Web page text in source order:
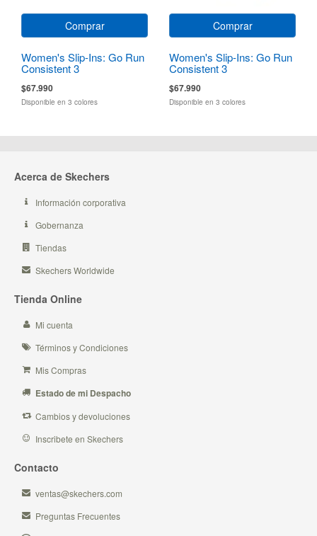
Comprar
Women's Slip-Ins: Go Run
Consistent 3
$67.990
Disponible en 3 colores
Comprar
Women's Slip-Ins: Go Run
Consistent 3
$67.990
Disponible en 3 colores
Acerca de Skechers
Información corporativa
Gobernanza
Tiendas
Skechers Worldwide
Tienda Online
Mi cuenta
Términos y Condiciones
Mis Compras
Estado de mi Despacho
Cambios y devoluciones
Inscribete en Skechers
Contacto
ventas@skechers.com
Preguntas Frecuentes